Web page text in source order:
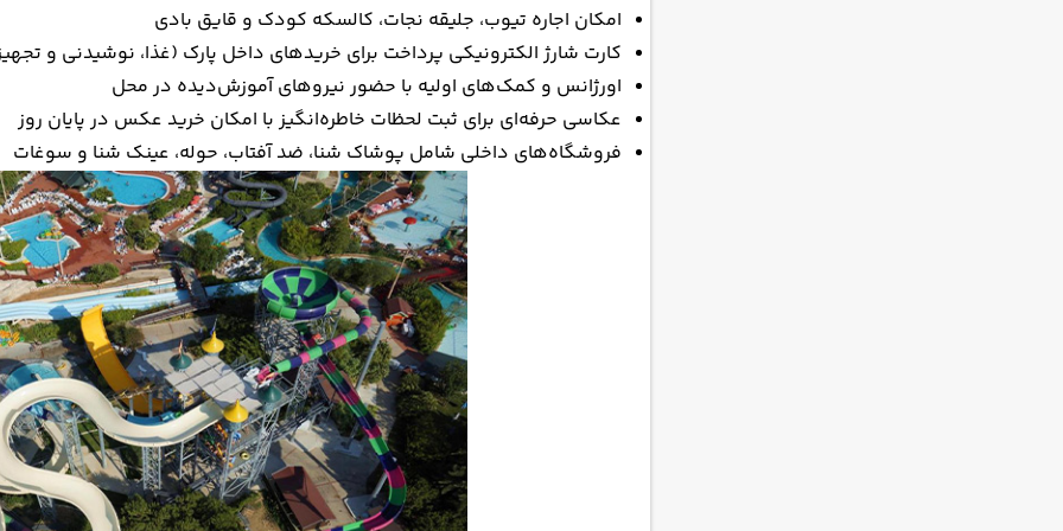
امکان اجاره تیوب، جلیقه نجات، کالسکه کودک و قایق بادی
کارت شارژ الکترونیکی پرداخت برای خریدهای داخل پارک (غذا، نوشیدنی و
اورژانس و کمک‌های اولیه با حضور نیروهای آموزش‌دیده در محل
عکاسی حرفه‌ای برای ثبت لحظات خاطره‌انگیز با امکان خرید عکس در پایان روز
فروشگاه‌های داخلی شامل پوشاک شنا، ضد آفتاب، حوله، عینک شنا و سوغات